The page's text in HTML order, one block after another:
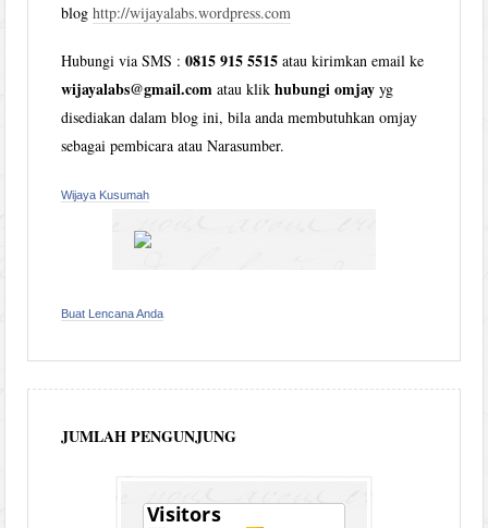
bloghttp://wijayalabs.wordpress.com
Hubungi via SMS :0815 915 5515 atau kirimkan email ke
wijayalabs@gmail.com atau klikhubungi omjay yg
disediakan dalam blog ini, bila anda membutuhkan omjay
sebagai pembicara atau Narasumber.
Wijaya Kusumah
Buat Lencana Anda
JUMLAH PENGUNJUNG